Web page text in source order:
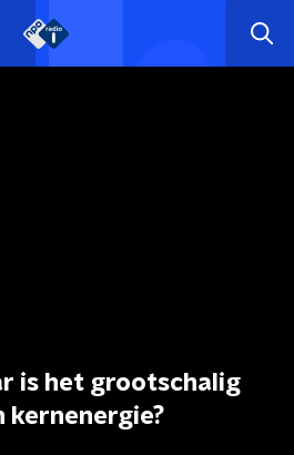
is het grootschalig
kernenergie?